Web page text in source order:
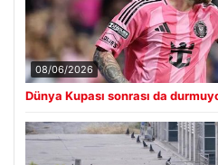
08/06/2026
Dünya Kupası sonrası da